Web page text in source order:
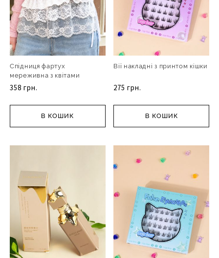
Спідниця фартух
мереживна з квітами
358 грн.
В КОШИК
Вії накладні з принтом кішки
275 грн.
В КОШИК